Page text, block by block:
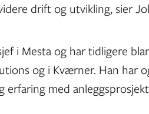
drift og utvikling, sier
i Mesta og har tidligere
og i Kværner. Han har
erfaring med